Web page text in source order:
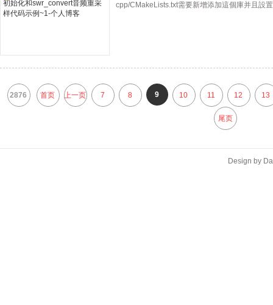
cpp/CMakeLists.txt需要新增添加這個庫并且設
2876 首页 上一页 7 8 9 10 11 12 13
尾页
Design by